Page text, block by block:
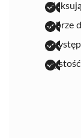
dobrze